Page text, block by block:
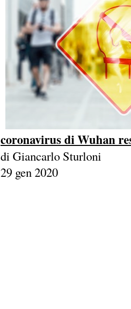
coronavirus di Wuhan
di Giancarlo Sturloni
29 gen 2020